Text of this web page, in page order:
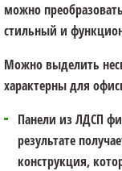
можно
стильный и
Можно выделить
характерны для
Панели из ЛДСП
результате
конструкция,